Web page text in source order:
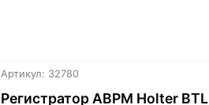
Артикул: 32780
Регистратор ABPM Holter BTL